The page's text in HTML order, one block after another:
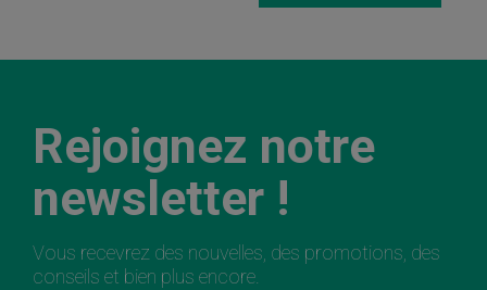
Rejoignez notre
newsletter !
Vous recevrez des nouvelles, des promotions, des
conseils et bien plus encore.